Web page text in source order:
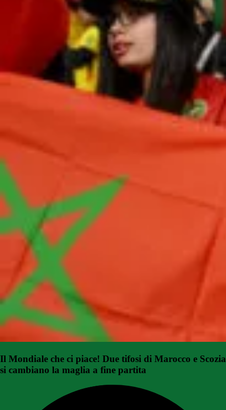
Il Mondiale che ci piace! Due tifosi di Marocco e Scozia
si cambiano la maglia a fine partita